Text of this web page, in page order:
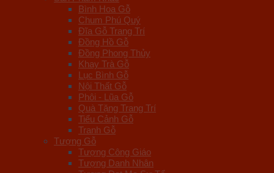
Bình Hoa Gỗ
Chum Phú Quý
Đĩa Gỗ Trang Trí
Đồng Hồ Gỗ
Đồng Phong Thủy
Khay Trà Gỗ
Lục Bình Gỗ
Nội Thất Gỗ
Phôi - Lũa Gỗ
Quà Tặng Trang Trí
Tiểu Cảnh Gỗ
Tranh Gỗ
Tượng Gỗ
Tượng Công Giáo
Tượng Danh Nhân